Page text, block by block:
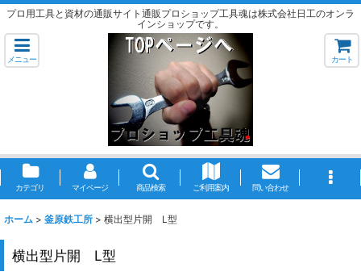
プロ用工具と資材の通販サイト通販プロショップ工具魂は株式会社日工のオンラ
インショップです。
メニュー カート
カテゴリ マイページ 商品検索 ご利用案内 問い合わせ
ホーム > 釜原鉄工所 > 横出型片開 L型
横出型片開 L型